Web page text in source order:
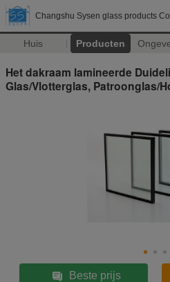
Changshu Sysen glass products
Huis Producten
Het dakraam lamineerde
Glas/Vlotterglas, Patroonglas/
Beste prijs